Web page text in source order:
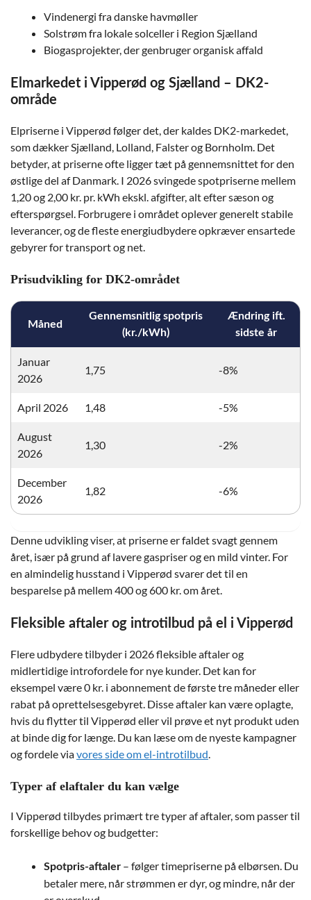
Vindenergi fra danske havmøller
Solstrøm fra lokale solceller i Region Sjælland
Biogasprojekter, der genbruger organisk affald
Elmarkedet i Vipperød og Sjælland – DK2-
område
Elpriserne i Vipperød følger det, der kaldes DK2-markedet,
som dækker Sjælland, Lolland, Falster og Bornholm. Det
betyder, at priserne ofte ligger tæt på gennemsnittet for den
østlige del af Danmark. I 2026 svingede spotpriserne mellem
1,20 og 2,00 kr. pr. kWh ekskl. afgifter, alt efter sæson og
efterspørgsel. Forbrugere i området oplever generelt stabile
leverancer, og de fleste energiudbydere opkræver ensartede
gebyrer for transport og net.
Prisudvikling for DK2-området
Måned
Gennemsnitlig spotpris
(kr./kWh)
Ændring ift.
sidste år
Januar
2026
1,75 -8%
April 2026 1,48 -5%
August
2026
1,30 -2%
December
2026
1,82 -6%
Denne udvikling viser, at priserne er faldet svagt gennem
året, især på grund af lavere gaspriser og en mild vinter. For
en almindelig husstand i Vipperød svarer det til en
besparelse på mellem 400 og 600 kr. om året.
Fleksible aftaler og introtilbud på el i Vipperød
Flere udbydere tilbyder i 2026 fleksible aftaler og
midlertidige introfordele for nye kunder. Det kan for
eksempel være 0 kr. i abonnement de første tre måneder eller
rabat på oprettelsesgebyret. Disse aftaler kan være oplagte,
hvis du flytter til Vipperød eller vil prøve et nyt produkt uden
at binde dig for længe. Du kan læse om de nyeste kampagner
og fordele viavores side om el-introtilbud.
Typer af elaftaler du kan vælge
I Vipperød tilbydes primært tre typer af aftaler, som passer til
forskellige behov og budgetter:
Spotpris-aftaler – følger timepriserne på elbørsen. Du
betaler mere, når strømmen er dyr, og mindre, når der